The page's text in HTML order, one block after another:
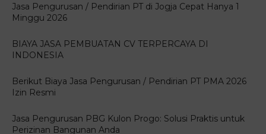
Jasa Pengurusan / Pendirian PT di Jogja Cepat Hanya 1
Minggu 2026
BIAYA JASA PEMBUATAN CV TERPERCAYA DI
INDONESIA
Berikut Biaya Jasa Pengurusan / Pendirian PT PMA 2026
Izin Resmi
Jasa Pengurusan PBG Kulon Progo: Solusi Praktis untuk
Perizinan Bangunan Anda